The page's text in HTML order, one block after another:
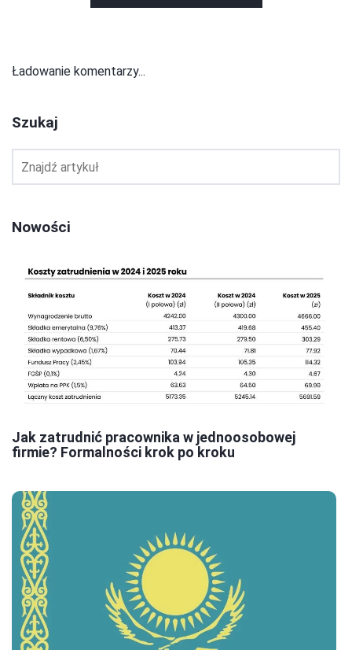
Ładowanie komentarzy...
Szukaj
Nowości
Jak zatrudnić pracownika w jednoosobowej
firmie? Formalności krok po kroku